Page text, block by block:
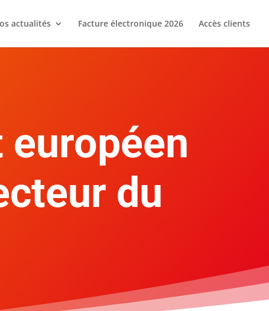
actualités Facture électronique 2026 Accès clients
européen
du